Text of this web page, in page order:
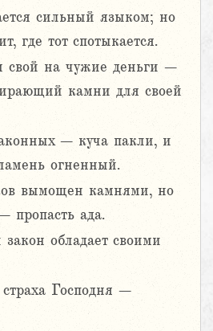
сильный языком; но
где тот спотыкается.
свой на чужие деньги –
камни для своей
– куча пакли, и
огненный.
вымощен камнями, но
пропасть ада.
обладает своими
Господня –